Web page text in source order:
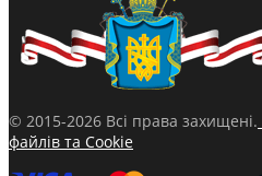
© 2015-2026 Всі права захищені.
файлів та Cookie